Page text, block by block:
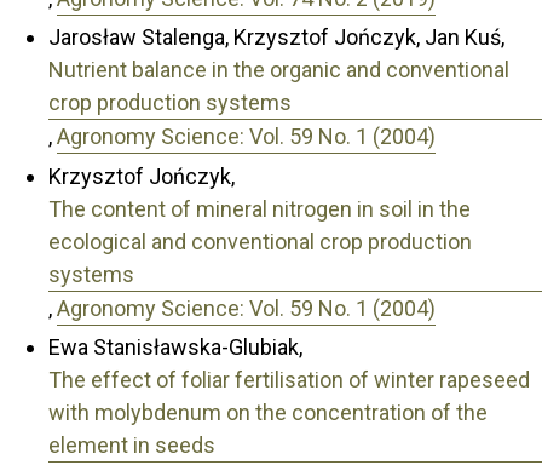
Jarosław Stalenga, Krzysztof Jończyk, Jan Kuś,
Nutrient balance in the organic and conventional
crop production systems
,Agronomy Science: Vol. 59 No. 1 (2004)
Krzysztof Jończyk,
The content of mineral nitrogen in soil in the
ecological and conventional crop production
systems
,Agronomy Science: Vol. 59 No. 1 (2004)
Ewa Stanisławska-Glubiak,
The effect of foliar fertilisation of winter rapeseed
with molybdenum on the concentration of the
element in seeds